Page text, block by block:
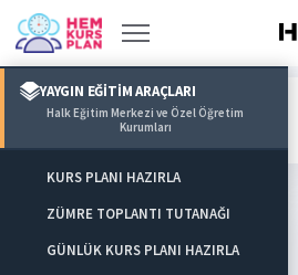
YAYGIN EĞİTİM ARAÇLARI
Halk Eğitim Merkezi ve Özel Öğretim
Kurumları
KURS PLANI HAZIRLA
ZÜMRE TOPLANTI TUTANAĞI
GÜNLÜK KURS PLANI HAZIRLA